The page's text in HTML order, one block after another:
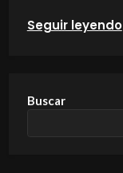
Seguir leyendo
Buscar